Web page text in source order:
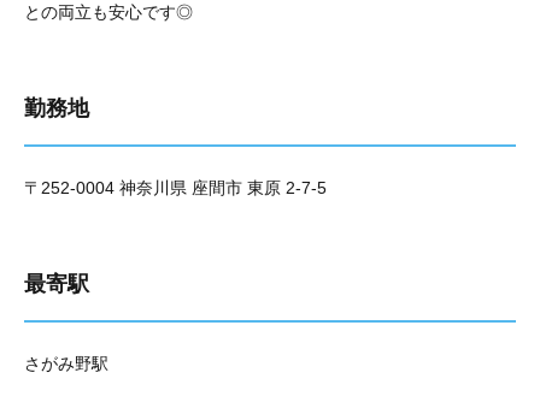
との両立も安心です◎
勤務地
〒252-0004 神奈川県 座間市 東原 2-7-5
最寄駅
さがみ野駅